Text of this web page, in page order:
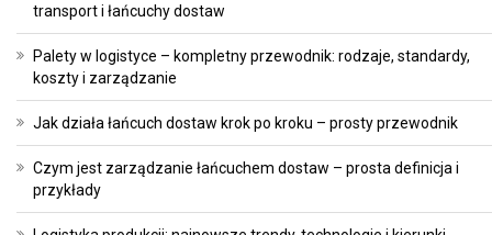
transport i łańcuchy dostaw
Palety w logistyce – kompletny przewodnik: rodzaje, standardy,
koszty i zarządzanie
Jak działa łańcuch dostaw krok po kroku – prosty przewodnik
Czym jest zarządzanie łańcuchem dostaw – prosta definicja i
przykłady